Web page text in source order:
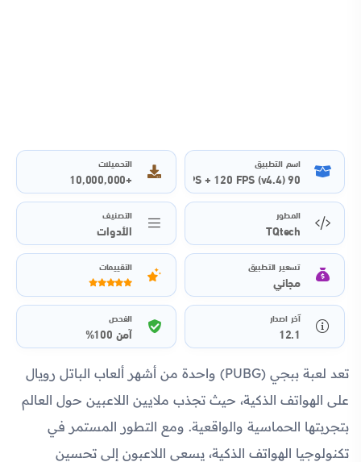
اسم التطبيق
90 FPS + 120 FPS (v4.4)
التحميلات
+10,000,000
المطور
TQtech
التصنيف
الأدوات
تسعير التطبيق
مجاني
التقييمات
آخر اصدار
12.1
الفحص
آمن 100%
تعد لعبة ببجي (PUBG) واحدة من أشهر ألعاب الباتل رويال
على الهواتف الذكية، حيث تجذب ملايين اللاعبين حول العالم
بتجربتها الحماسية والواقعية. ومع التطور المستمر في
تكنولوجيا الهواتف الذكية، يسعى اللاعبون إلى تحسين